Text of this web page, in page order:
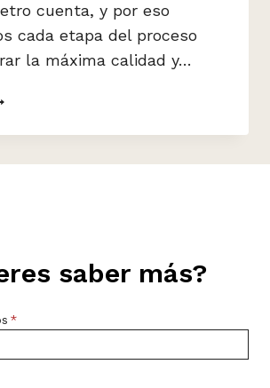
cuenta, y por eso
cada etapa del proceso
la máxima calidad y…
saber más?
*